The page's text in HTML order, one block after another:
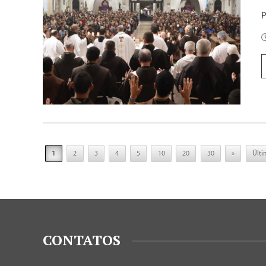
1 2 3 4 5 10 20 30 »
CONTATOS